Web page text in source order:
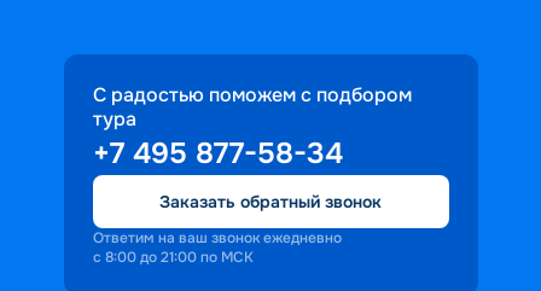
С радостью поможем с подбором
тура
+7 495 877-58-34
Заказать обратный звонок
Ответим на ваш звонок ежедневно
с 8:00 до 21:00 по МСК